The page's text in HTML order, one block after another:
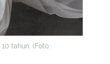
tahun. (Foto: